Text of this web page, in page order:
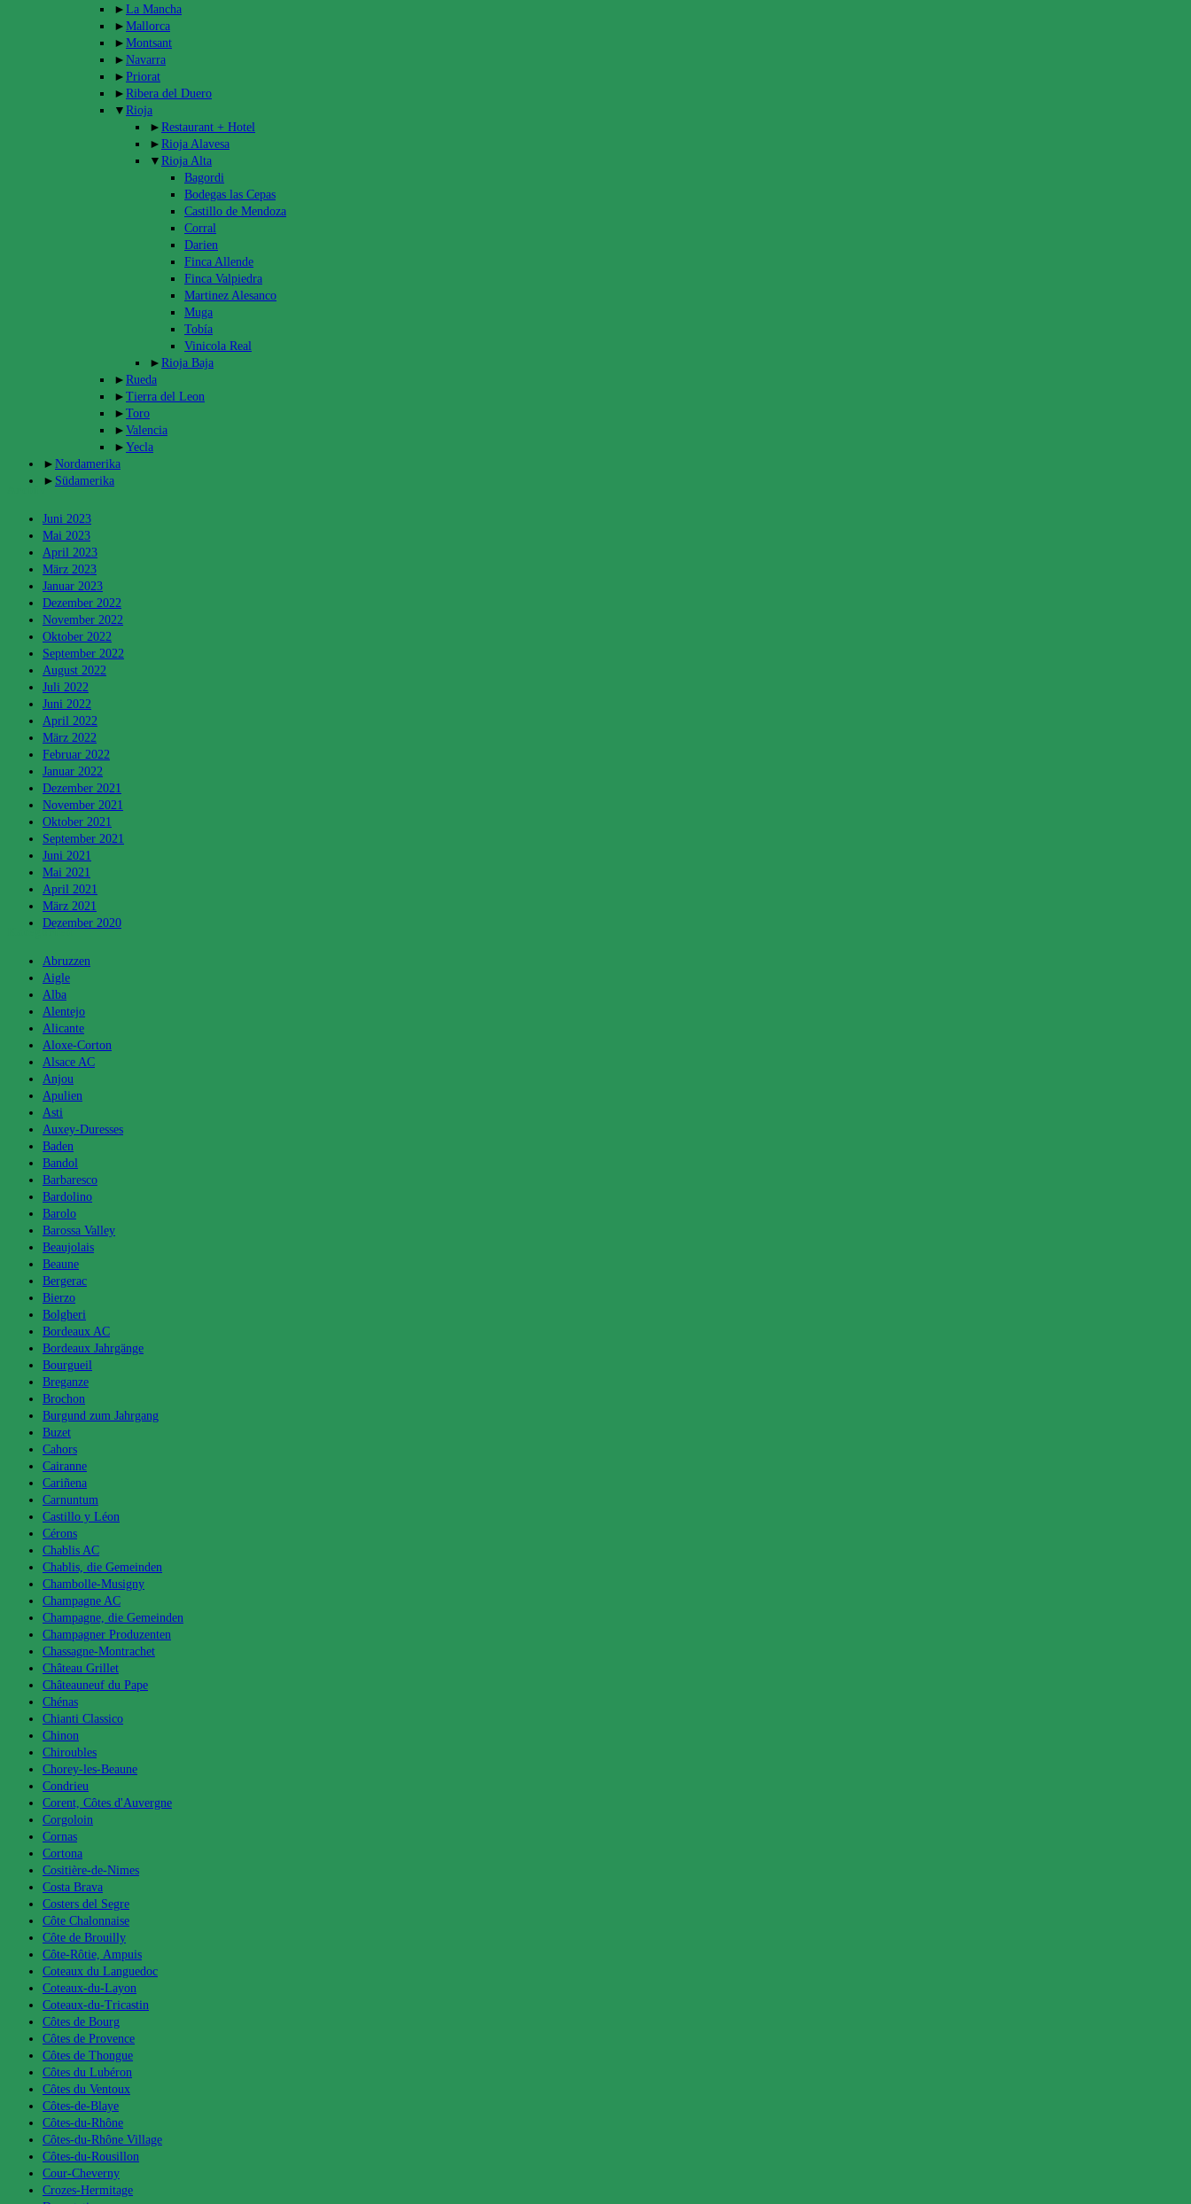
► La Mancha
► Mallorca
► Montsant
► Navarra
► Priorat
► Ribera del Duero
▼ Rioja
► Restaurant + Hotel
► Rioja Alavesa
▼ Rioja Alta
Bagordi
Bodegas las Cepas
Castillo de Mendoza
Corral
Darien
Finca Allende
Finca Valpiedra
Martinez Alesanco
Muga
Tobía
Vinicola Real
► Rioja Baja
► Rueda
► Tierra del Leon
► Toro
► Valencia
► Yecla
► Nordamerika
► Südamerika
Juni 2023
Mai 2023
April 2023
März 2023
Januar 2023
Dezember 2022
November 2022
Oktober 2022
September 2022
August 2022
Juli 2022
Juni 2022
April 2022
März 2022
Februar 2022
Januar 2022
Dezember 2021
November 2021
Oktober 2021
September 2021
Juni 2021
Mai 2021
April 2021
März 2021
Dezember 2020
Kategorien
Abruzzen
Aigle
Alba
Alentejo
Alicante
Aloxe-Corton
Alsace AC
Anjou
Apulien
Asti
Auxey-Duresses
Baden
Bandol
Barbaresco
Bardolino
Barolo
Barossa Valley
Beaujolais
Beaune
Bergerac
Bierzo
Bolgheri
Bordeaux AC
Bordeaux Jahrgänge
Bourgueil
Breganze
Brochon
Burgund zum Jahrgang
Buzet
Cahors
Cairanne
Cariñena
Carnuntum
Castillo y Léon
Cérons
Chablis AC
Chablis, die Gemeinden
Chambolle-Musigny
Champagne AC
Champagne, die Gemeinden
Champagner Produzenten
Chassagne-Montrachet
Château Grillet
Châteauneuf du Pape
Chénas
Chianti Classico
Chinon
Chiroubles
Chorey-les-Beaune
Condrieu
Corent, Côtes d'Auvergne
Corgoloin
Cornas
Cortona
Cositière-de-Nimes
Costa Brava
Costers del Segre
Côte Chalonnaise
Côte de Brouilly
Côte-Rôtie, Ampuis
Coteaux du Languedoc
Coteaux-du-Layon
Coteaux-du-Tricastin
Côtes de Bourg
Côtes de Provence
Côtes de Thongue
Côtes du Lubéron
Côtes du Ventoux
Côtes-de-Blaye
Côtes-du-Rhône
Côtes-du-Rhône Village
Côtes-du-Rousillon
Cour-Cheverny
Crozes-Hermitage